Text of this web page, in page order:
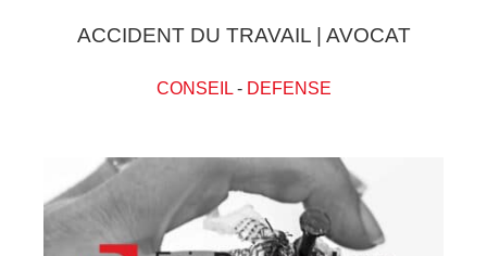
ACCIDENT DU TRAVAIL | AVOCAT
CONSEIL- DEFENSE